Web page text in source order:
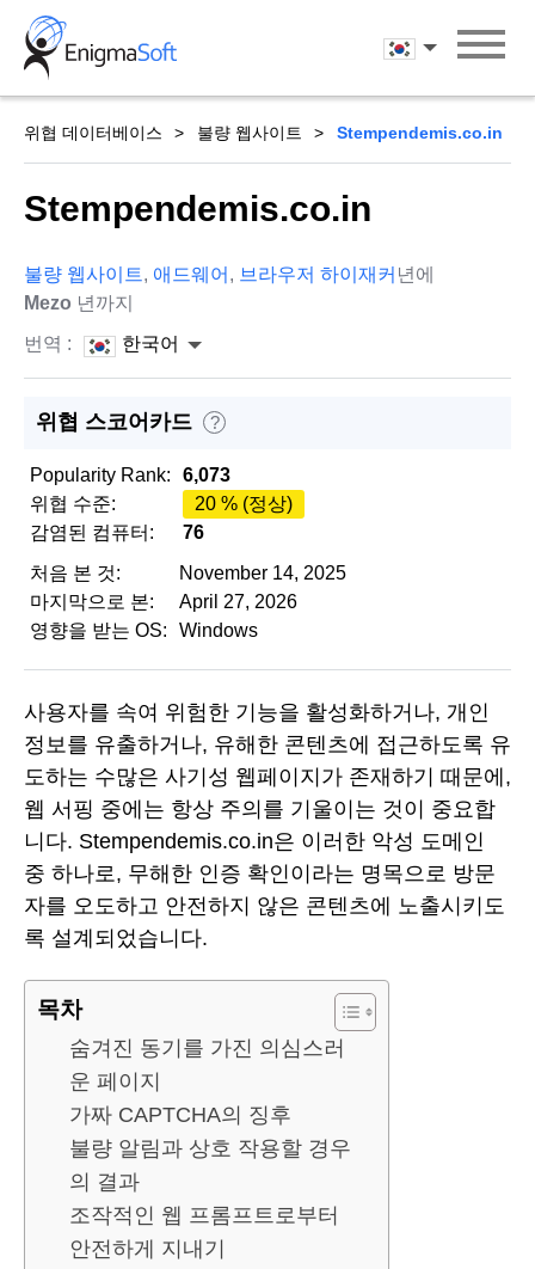
Skip
content
한국어
위협 데이터베이스 불량 웹사이트 Stempendemis.co.in
Stempendemis.co.in
불량 웹사이트, 애드웨어 , 브라우저 하이재커 년에
Mezo 년까지
번역 :
한국어
위협 스코어카드 ?
Popularity Rank:
6,073
위협 수준:
20 % (정상)
감염된 컴퓨터:
76
처음 본 것:
November 14, 2025
마지막으로 본:
April 27, 2026
영향을 받는 OS:
Windows
사용자를 속여 위험한 기능을 활성화하거나, 개인
정보를 유출하거나, 유해한 콘텐츠에 접근하도록 유
도하는 수많은 사기성 웹페이지가 존재하기 때문에,
웹 서핑 중에는 항상 주의를 기울이는 것이 중요합
니다. Stempendemis.co.in은 이러한 악성 도메인
중 하나로, 무해한 인증 확인이라는 명목으로 방문
자를 오도하고 안전하지 않은 콘텐츠에 노출시키도
록 설계되었습니다.
목차
숨겨진 동기를 가진 의심스러
운 페이지
가짜 CAPTCHA의 징후
불량 알림과 상호 작용할 경우
의 결과
조작적인 웹 프롬프트로부터
안전하게 지내기